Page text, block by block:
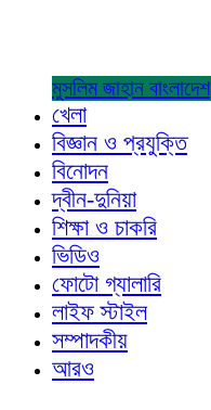
মুসলিম জাহান বাংলাদেশ
খেলা
বিজ্ঞান ও প্রযুক্তি
বিনোদন
দ্বীন-দুনিয়া
শিক্ষা ও চাকরি
ভিডিও
ফোটো গ্যালারি
লাইফ স্টাইল
সম্পাদকীয়
আরও